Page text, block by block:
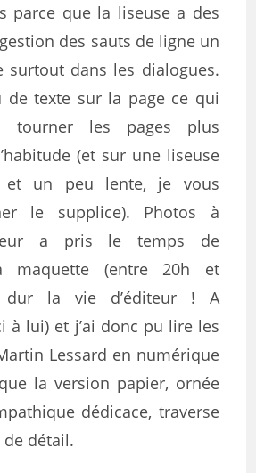
parce que la liseuse a des
gestion des sauts de ligne un
surtout dans les dialogues.
de texte sur la page ce qui
tourner les pages plus
(et sur une liseuse
et un peu lente, je vous
le supplice). Photos à
a pris le temps de
maquette (entre 20h et
dur la vie d’éditeur ! A
à lui) et j’ai donc pu lire les
Lessard en numérique
la version papier, ornée
dédicace, traverse
de détail.